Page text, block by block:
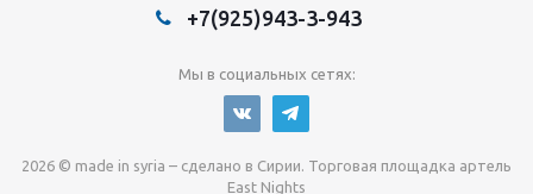
+7(925)943-3-943
Мы в социальных сетях:
2026 © made in syria – сделано в Сирии. Торговая площадка артель
East Nights